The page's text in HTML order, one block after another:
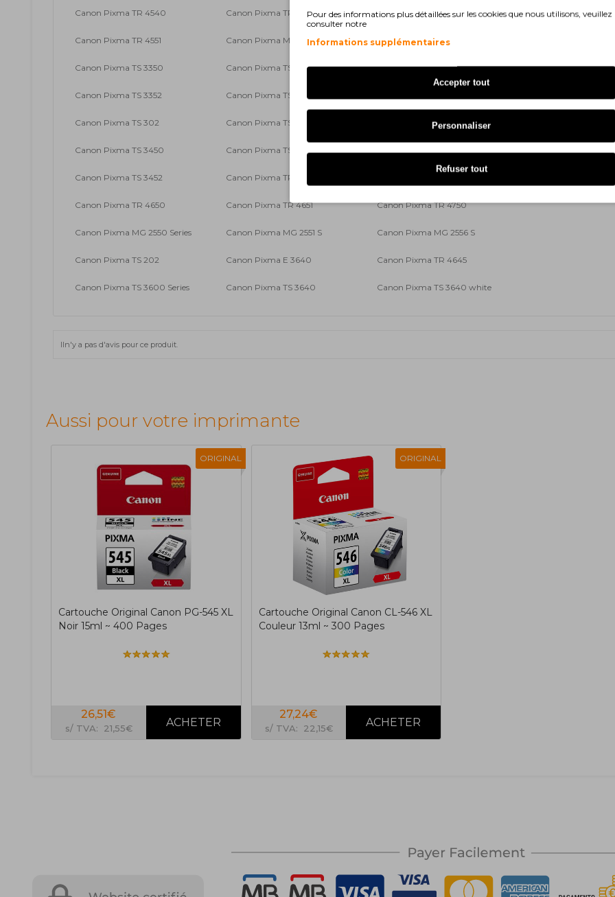
Canon Pixma TR 4540 Canon Pixma TR 4541 Canon Pixma TR 4550
Canon Pixma TR 4551 Canon Pixma MX 495 white Canon Pixma TS 3300 Series
Canon Pixma TS 3350 Canon Pixma TS 3350 Series Canon Pixma TS 3351
Canon Pixma TS 3352 Canon Pixma TS 3355
Canon Pixma TS 302 Canon Pixma TS 3400 Series Canon Pixma TS 3440
Canon Pixma TS 3450 Canon Pixma TS 3450 Series Canon Pixma TS 3451
Canon Pixma TS 3452 Canon Pixma TR 4600 Series
Canon Pixma TR 4650 Canon Pixma TR 4651 Canon Pixma TR 4750
Canon Pixma MG 2550 Series Canon Pixma MG 2551 S Canon Pixma MG 2556 S
Canon Pixma TS 202 Canon Pixma E 3640 Canon Pixma TR 4645
Canon Pixma TS 3600 Series Canon Pixma TS 3640 Canon Pixma TS 3640 white
Iln'y a pas d'avis pour ce produit.
Aussi pour votre imprimante
ORIGINAL
Cartouche Original Canon PG-545 XL
Noir 15ml ~ 400 Pages
26,51€
s/ TVA: 21,55€
ORIGINAL
Cartouche Original Canon CL-546 XL
Couleur 13ml ~ 300 Pages
27,24€
s/ TVA: 22,15€
Pour des informations plus détaillées sur les cookies que nous utilisons, veuillez
consulter notre
Informations supplémentaires
Accepter tout
Personnaliser
Refuser tout